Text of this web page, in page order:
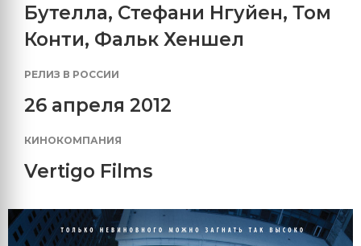
Бутелла, Стефани Нгуйен, Том
Конти, Фальк Хеншел
РЕЛИЗ В РОССИИ
26 апреля 2012
КИНОКОМПАНИЯ
Vertigo Films